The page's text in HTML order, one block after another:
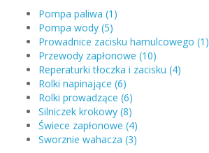
Pompa paliwa (1)
Pompa wody (5)
Prowadnice zacisku hamulcowego (1)
Przewody zapłonowe (10)
Reperaturki tłoczka i zacisku (4)
Rolki napinające (6)
Rolki prowadzące (6)
Silniczek krokowy (8)
Świece zapłonowe (4)
Sworznie wahacza (3)